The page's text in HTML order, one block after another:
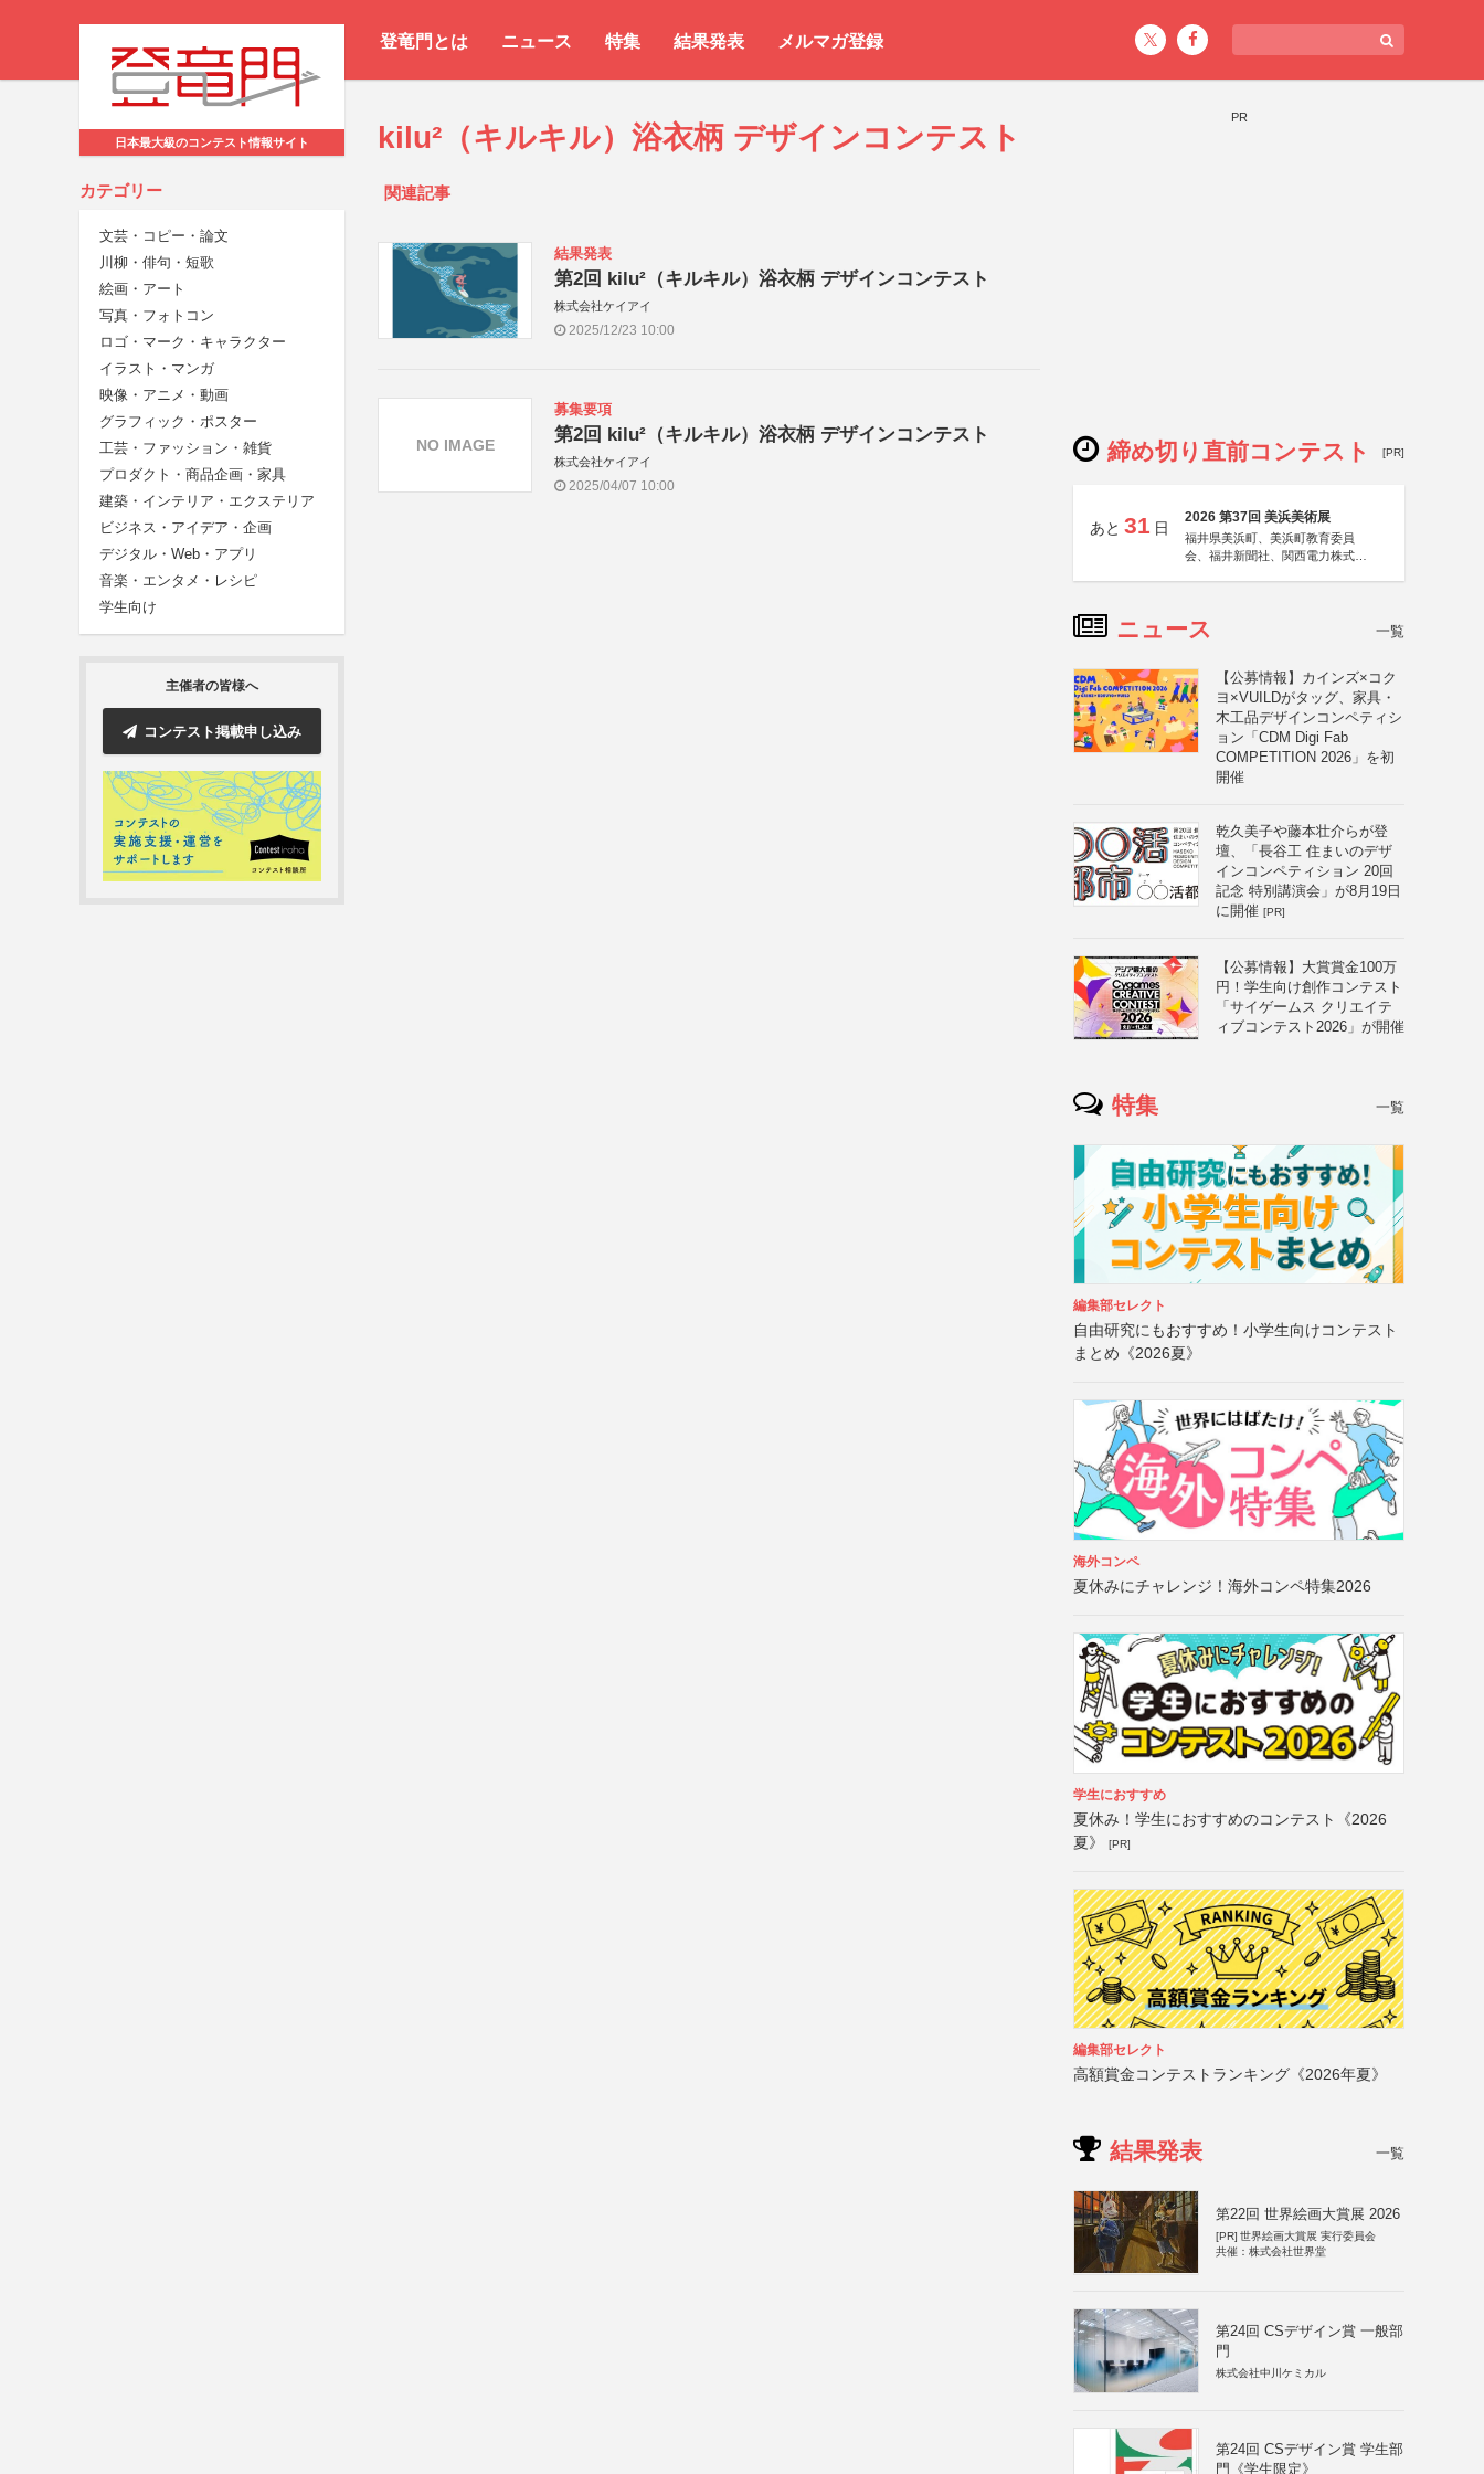
登竜門とは ニュース 特集 結果発表 メルマガ登録
日本最大級のコンテスト情報サイト
カテゴリー
文芸・コピー・論文
川柳・俳句・短歌
絵画・アート
写真・フォトコン
ロゴ・マーク・キャラクター
イラスト・マンガ
映像・アニメ・動画
グラフィック・ポスター
工芸・ファッション・雑貨
プロダクト・商品企画・家具
建築・インテリア・エクステリア
ビジネス・アイデア・企画
デジタル・Web・アプリ
音楽・エンタメ・レシピ
学生向け
主催者の皆様へ
コンテスト掲載申し込み
kilu²（キルキル）浴衣柄 デザインコンテスト
関連記事
結果発表
第2回 kilu²（キルキル）浴衣柄 デザインコンテスト
株式会社ケイアイ
2025/12/23 10:00
募集要項
第2回 kilu²（キルキル）浴衣柄 デザインコンテスト
株式会社ケイアイ
2025/04/07 10:00
NO IMAGE
PR
締め切り直前コンテスト [PR]
あと 31 日
2026 第37回 美浜美術展
福井県美浜町、美浜町教育委員
会、福井新聞社、関西電力株式会
ニュース 一覧
【公募情報】カインズ×コク
ヨ×VUILDがタッグ、家具・
木工品デザインコンペティシ
ョン「CDM Digi Fab
COMPETITION 2026」を初
開催
乾久美子や藤本壮介らが登
壇、「長谷工 住まいのデザ
インコンペティション 20回
記念 特別講演会」が8月19日
に開催 [PR]
【公募情報】大賞賞金100万
円！学生向け創作コンテスト
「サイゲームス クリエイテ
ィブコンテスト2026」が開催
特集 一覧
編集部セレクト
自由研究にもおすすめ！小学生向けコンテスト
まとめ《2026夏》
海外コンペ
夏休みにチャレンジ！海外コンペ特集2026
学生におすすめ
夏休み！学生におすすめのコンテスト《2026
夏》
[PR]
編集部セレクト
高額賞金コンテストランキング《2026年夏》
結果発表 一覧
第22回 世界絵画大賞展 2026
[PR] 世界絵画大賞展 実行委員会
共催：株式会社世界堂
第24回 CSデザイン賞 一般部
門
株式会社中川ケミカル
第24回 CSデザイン賞 学生部
門《学生限定》